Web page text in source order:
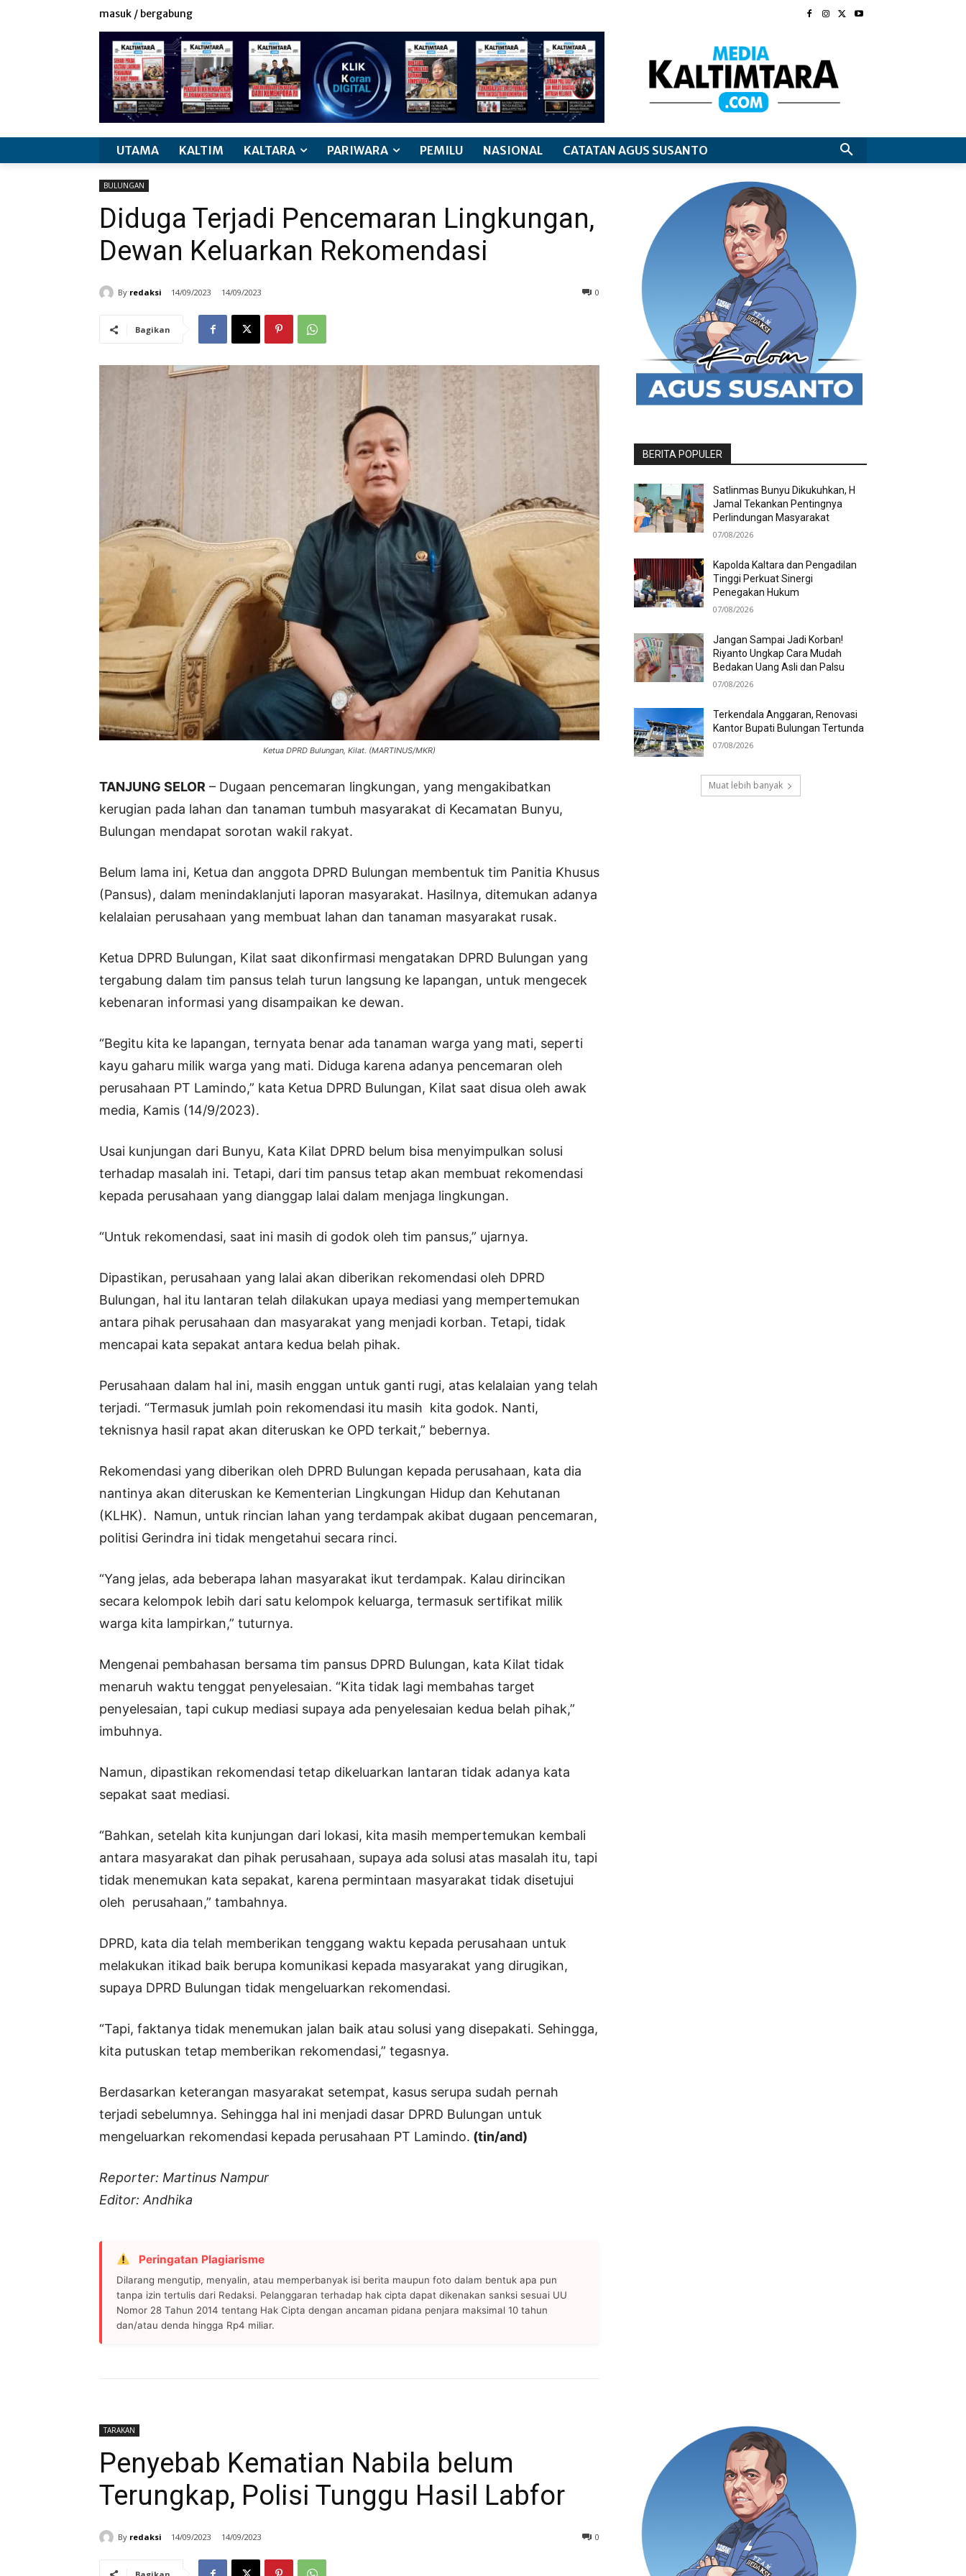
masuk / bergabung
UTAMA KALTIM KALTARA PARIWARA PEMILU NASIONAL CATATAN AGUS SUSANTO
BULUNGAN
Diduga Terjadi Pencemaran Lingkungan,
Dewan Keluarkan Rekomendasi
By redaksi 14/09/2023 14/09/2023 0
Bagikan
Ketua DPRD Bulungan, Kilat. (MARTINUS/MKR)
TANJUNG SELOR – Dugaan pencemaran lingkungan, yang mengakibatkan
kerugian pada lahan dan tanaman tumbuh masyarakat di Kecamatan Bunyu,
Bulungan mendapat sorotan wakil rakyat.
Belum lama ini, Ketua dan anggota DPRD Bulungan membentuk tim Panitia Khusus
(Pansus), dalam menindaklanjuti laporan masyarakat. Hasilnya, ditemukan adanya
kelalaian perusahaan yang membuat lahan dan tanaman masyarakat rusak.
Ketua DPRD Bulungan, Kilat saat dikonfirmasi mengatakan DPRD Bulungan yang
tergabung dalam tim pansus telah turun langsung ke lapangan, untuk mengecek
kebenaran informasi yang disampaikan ke dewan.
“Begitu kita ke lapangan, ternyata benar ada tanaman warga yang mati, seperti
kayu gaharu milik warga yang mati. Diduga karena adanya pencemaran oleh
perusahaan PT Lamindo,” kata Ketua DPRD Bulungan, Kilat saat disua oleh awak
media, Kamis (14/9/2023).
Usai kunjungan dari Bunyu, Kata Kilat DPRD belum bisa menyimpulkan solusi
terhadap masalah ini. Tetapi, dari tim pansus tetap akan membuat rekomendasi
kepada perusahaan yang dianggap lalai dalam menjaga lingkungan.
“Untuk rekomendasi, saat ini masih di godok oleh tim pansus,” ujarnya.
Dipastikan, perusahaan yang lalai akan diberikan rekomendasi oleh DPRD
Bulungan, hal itu lantaran telah dilakukan upaya mediasi yang mempertemukan
antara pihak perusahaan dan masyarakat yang menjadi korban. Tetapi, tidak
mencapai kata sepakat antara kedua belah pihak.
Perusahaan dalam hal ini, masih enggan untuk ganti rugi, atas kelalaian yang telah
terjadi. “Termasuk jumlah poin rekomendasi itu masih kita godok. Nanti,
teknisnya hasil rapat akan diteruskan ke OPD terkait,” bebernya.
Rekomendasi yang diberikan oleh DPRD Bulungan kepada perusahaan, kata dia
nantinya akan diteruskan ke Kementerian Lingkungan Hidup dan Kehutanan
(KLHK). Namun, untuk rincian lahan yang terdampak akibat dugaan pencemaran,
politisi Gerindra ini tidak mengetahui secara rinci.
“Yang jelas, ada beberapa lahan masyarakat ikut terdampak. Kalau dirincikan
secara kelompok lebih dari satu kelompok keluarga, termasuk sertifikat milik
warga kita lampirkan,” tuturnya.
Mengenai pembahasan bersama tim pansus DPRD Bulungan, kata Kilat tidak
menaruh waktu tenggat penyelesaian. “Kita tidak lagi membahas target
penyelesaian, tapi cukup mediasi supaya ada penyelesaian kedua belah pihak,”
imbuhnya.
Namun, dipastikan rekomendasi tetap dikeluarkan lantaran tidak adanya kata
sepakat saat mediasi.
“Bahkan, setelah kita kunjungan dari lokasi, kita masih mempertemukan kembali
antara masyarakat dan pihak perusahaan, supaya ada solusi atas masalah itu, tapi
tidak menemukan kata sepakat, karena permintaan masyarakat tidak disetujui
oleh perusahaan,” tambahnya.
DPRD, kata dia telah memberikan tenggang waktu kepada perusahaan untuk
melakukan itikad baik berupa komunikasi kepada masyarakat yang dirugikan,
supaya DPRD Bulungan tidak mengeluarkan rekomendasi.
“Tapi, faktanya tidak menemukan jalan baik atau solusi yang disepakati. Sehingga,
kita putuskan tetap memberikan rekomendasi,” tegasnya.
Berdasarkan keterangan masyarakat setempat, kasus serupa sudah pernah
terjadi sebelumnya. Sehingga hal ini menjadi dasar DPRD Bulungan untuk
mengeluarkan rekomendasi kepada perusahaan PT Lamindo. (tin/and)
Reporter: Martinus Nampur
Editor: Andhika
Peringatan Plagiarisme
Dilarang mengutip, menyalin, atau memperbanyak isi berita maupun foto dalam bentuk apa pun
tanpa izin tertulis dari Redaksi. Pelanggaran terhadap hak cipta dapat dikenakan sanksi sesuai UU
Nomor 28 Tahun 2014 tentang Hak Cipta dengan ancaman pidana penjara maksimal 10 tahun
dan/atau denda hingga Rp4 miliar.
BERITA POPULER
Satlinmas Bunyu Dikukuhkan, H
Jamal Tekankan Pentingnya
Perlindungan Masyarakat
07/08/2026
Kapolda Kaltara dan Pengadilan
Tinggi Perkuat Sinergi
Penegakan Hukum
07/08/2026
Jangan Sampai Jadi Korban!
Riyanto Ungkap Cara Mudah
Bedakan Uang Asli dan Palsu
07/08/2026
Terkendala Anggaran, Renovasi
Kantor Bupati Bulungan Tertunda
07/08/2026
Muat lebih banyak